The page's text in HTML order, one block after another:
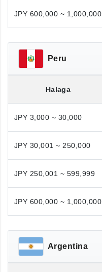
JPY 600,000 ~ 1,000,000
Peru
Halaga
JPY 3,000 ~ 30,000
JPY 30,001 ~ 250,000
JPY 250,001 ~ 599,999
JPY 600,000 ~ 1,000,000
Argentina